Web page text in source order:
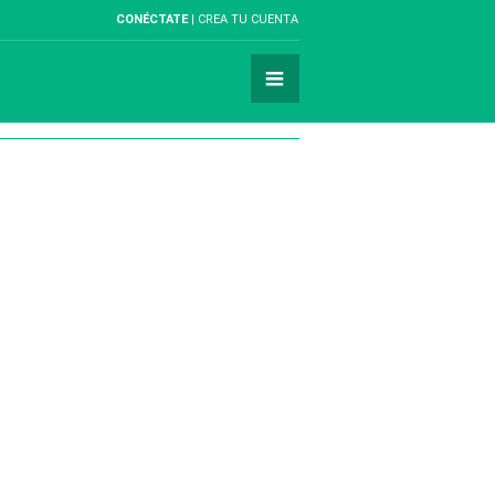
CONÉCTATE CREA TU CUENTA